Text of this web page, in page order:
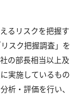
るリスクを把握す
スク把握調査」を
の部長相当以上及
実施しているもの
析・評価を行い、